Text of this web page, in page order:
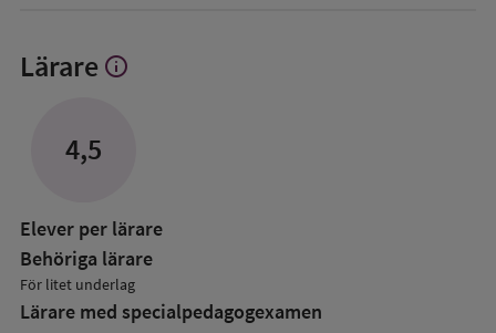
Lärare Visa
info
4,5
Elever per lärare
Behöriga lärare
För litet underlag
Lärare med specialpedagog­examen